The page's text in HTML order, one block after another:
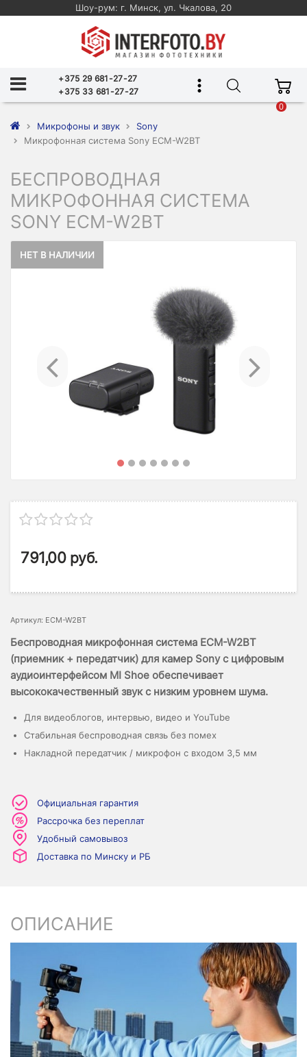
Шоу-рум: г. Минск, ул. Чкалова, 20
+375 29 681-27-27
+375 33 681-27-27
0
Микрофоны и звук
Sony
Микрофонная система Sony ECM-W2BT
БЕСПРОВОДНАЯ
МИКРОФОННАЯ СИСТЕМА
SONY ECM-W2BT
НЕТ В НАЛИЧИИ
Previous
791,00 руб.
Артикул: ECM-W2BT
Беспроводная микрофонная система ECM-W2BT
(приемник + передатчик) для камер Sony с цифровым
аудиоинтерфейсом MI Shoe обеспечивает
высококачественный звук с низким уровнем шума.
Для видеоблогов, интервью, видео и YouTube
Стабильная беспроводная связь без помех
Накладной передатчик / микрофон с входом 3,5 мм
Официальная гарантия
Рассрочка без переплат
Удобный самовывоз
Доставка по Минску и РБ
ОПИСАНИЕ